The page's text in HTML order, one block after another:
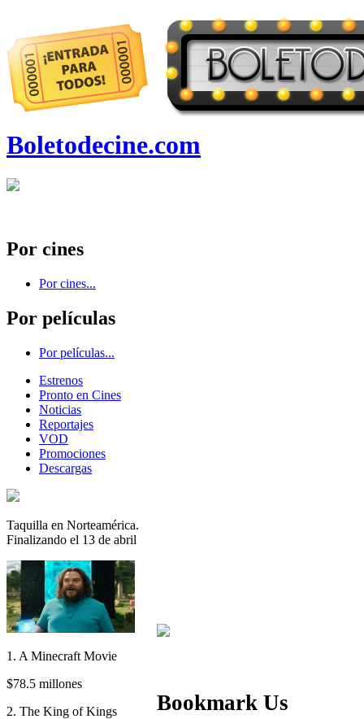
Boletodecine.com
Por cines
Por cines...
Por películas
Por películas...
Estrenos
Pronto en Cines
Noticias
Reportajes
VOD
Promociones
Descargas
Taquilla en Norteamérica.
Finalizando el 13 de abril
1. A Minecraft Movie
$78.5 millones
2. The King of Kings
Bookmark Us